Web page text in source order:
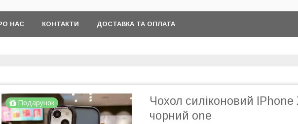
НАС КОНТАКТИ ДОСТАВКА ТА ОПЛАТА
Подарунок
Чохол силіконовий IPhone
чорний one